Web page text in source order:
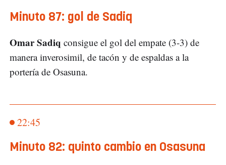
Minuto 87: gol de Sadiq
Omar Sadiq consigue el gol del empate (3-3) de
manera inverosimil, de tacón y de espaldas a la
portería de Osasuna.
22:45
Minuto 82: quinto cambio en Osasuna